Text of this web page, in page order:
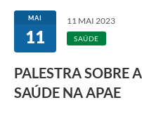
MAI
11
11 MAI 2023
SAÚDE
PALESTRA SOBRE
SAÚDE NA APAE